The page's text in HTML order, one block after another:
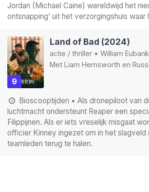
Jordan (Michael Caine) wereldwijd het
ontsnapping’ uit het verzorgingshuis waar
9
Land of Bad (2024)
actie / thriller • William Eubank
Met Liam Hemsworth en
Bioscooptijden • Als dronepiloot van
luchtmacht ondersteunt Reaper een
Filippijnen. Als er iets vreselijk misgaat
officier Kinney ingezet om in het slagveld
teamleden terug te halen.